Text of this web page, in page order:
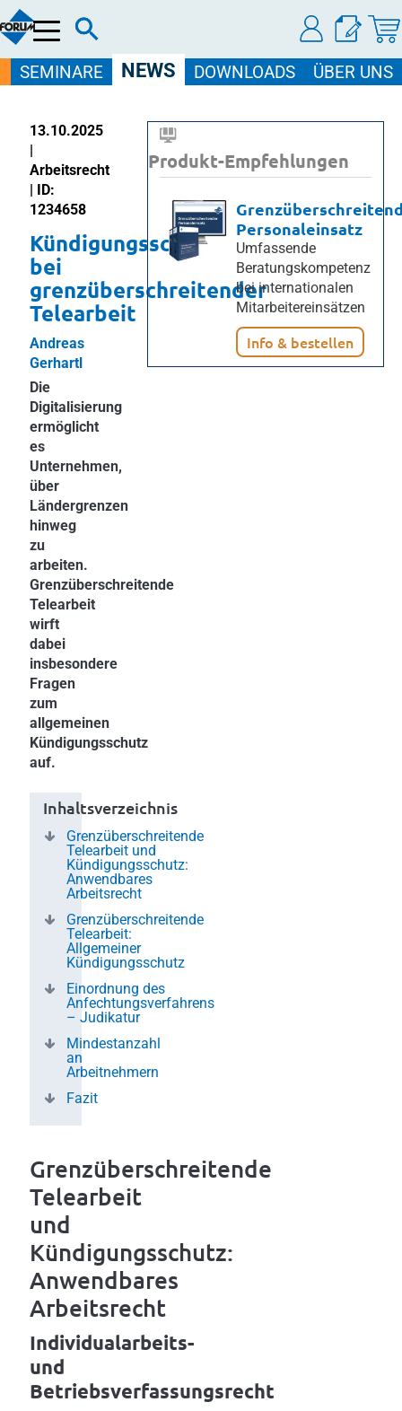
Menü
SEMINARE NEWS DOWNLOADS ÜBER UNS
13.10.2025
|
Arbeitsrecht
| ID:
1234658
Kündigungsschutz
bei
grenzüberschreitender
Telearbeit
Andreas
Gerhartl
Die
Digitalisierung
ermöglicht
es
Unternehmen,
über
Ländergrenzen
hinweg
zu
arbeiten.
Grenzüberschreitende
Telearbeit
wirft
dabei
insbesondere
Fragen
zum
allgemeinen
Kündigungsschutz
auf.
Inhaltsverzeichnis
Grenzüberschreitende
Telearbeit und
Kündigungsschutz:
Anwendbares
Arbeitsrecht
Grenzüberschreitende
Telearbeit:
Allgemeiner
Kündigungsschutz
Einordnung des
Anfechtungsverfahrens
– Judikatur
Mindestanzahl
an
Arbeitnehmern
Fazit
Grenzüberschreitende
Telearbeit
und
Kündigungsschutz:
Anwendbares
Arbeitsrecht
Individualarbeits-
und
Betriebsverfassungsrecht
Produkt-Empfehlungen
Personaleinsatz
Umfassende
Beratungskompetenz
bei internationalen
Mitarbeitereinsätzen
Info & bestellen